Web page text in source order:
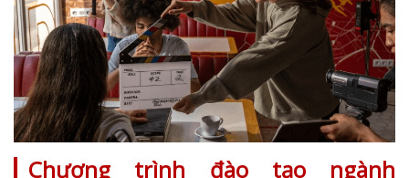
Chương trình đào tạo ngành